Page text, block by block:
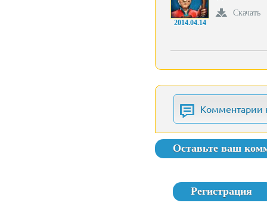
2014.04.14
Скачать
Комментарии
Оставьте ваш
Регистрация